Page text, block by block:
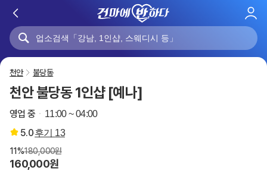
로
천안 불당동
천안 불당동 1인샵 [예나]
영업 중 11:00 ~ 04:00
5.0후기 13
11%180,000원
160,000원